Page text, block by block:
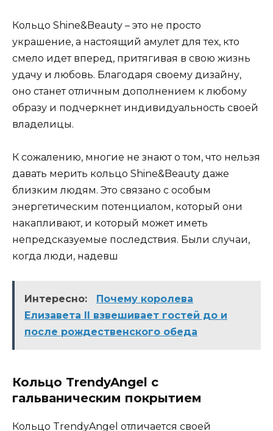
Кольцо Shine&Beauty – это не просто
украшение, а настоящий амулет для тех, кто
смело идет вперед, притягивая в свою жизнь
удачу и любовь. Благодаря своему дизайну,
оно станет отличным дополнением к любому
образу и подчеркнет индивидуальность своей
владелицы.
К сожалению, многие не знают о том, что нельзя
давать мерить кольцо Shine&Beauty даже
близким людям. Это связано с особым
энергетическим потенциалом, который они
накапливают, и который может иметь
непредсказуемые последствия. Были случаи,
когда люди, надевш
Интересно:
Почему королева
Елизавета II взвешивает гостей до и
после рождественского обеда
Кольцо TrendyAngel с
гальваническим покрытием
Кольцо TrendyAngel отличается своей